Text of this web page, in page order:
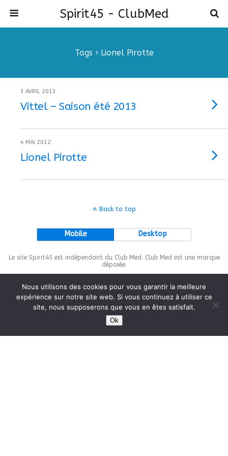
Spirit45 - ClubMed
Tags › Lionel Pirotte
3 AVRIL 2013
Vittel – Saison été 2013
4 MAI 2012
Lionel Pirotte
Back to top
Mobile Desktop
Le site Spirit45 est indépendant du Club Med. Club Med est une marque
déposée.
This site is protected bywp-copyrightpro.com
Nous utilisons des cookies pour vous garantir la meilleure
expérience sur notre site web. Si vous continuez à utiliser ce
site, nous supposerons que vous en êtes satisfait.
Ok